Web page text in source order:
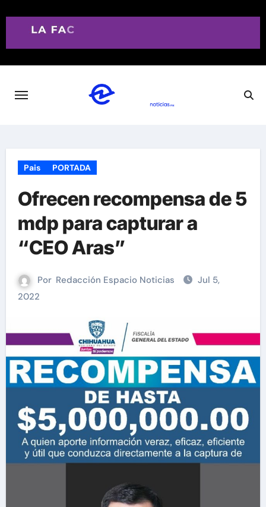
Pais PORTADA
Ofrecen recompensa de 5
mdp para capturar a
“CEO Aras”
Por Redacción Espacio Noticias
Jul 5,
2022